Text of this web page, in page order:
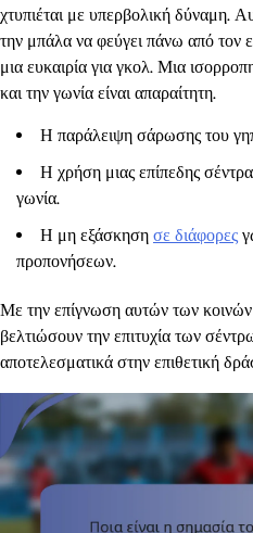
χτυπιέται με υπερβολική δύναμη.
την μπάλα να φεύγει πάνω από τον
μια ευκαιρία για γκολ. Μια
και την γωνία είναι απαραίτητη.
Η παράλειψη σάρωσης του
Η χρήση μιας επίπεδης
γωνία.
Η μη εξάσκηση σε διάφορες
προπονήσεων.
Με την επίγνωση αυτών των
βελτιώσουν την επιτυχία των
αποτελεσματικά στην επιθετική